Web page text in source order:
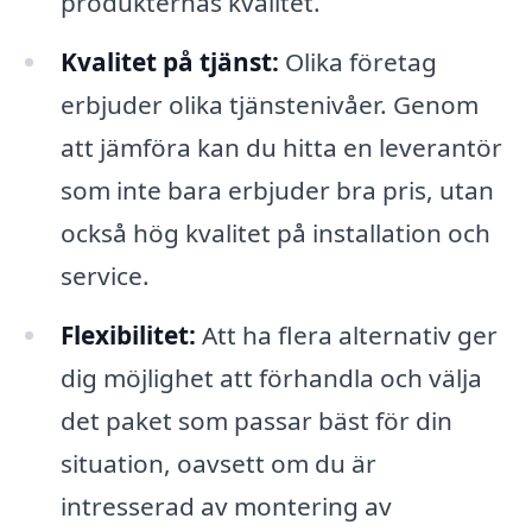
Kvalitet på tjänst: Olika företag
erbjuder olika tjänstenivåer. Genom
att jämföra kan du hitta en leverantör
som inte bara erbjuder bra pris, utan
också hög kvalitet på installation och
service.
Flexibilitet: Att ha flera alternativ ger
dig möjlighet att förhandla och välja
det paket som passar bäst för din
situation, oavsett om du är
intresserad av montering av